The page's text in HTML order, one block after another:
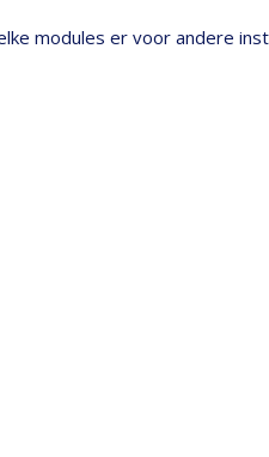
modules er voor andere